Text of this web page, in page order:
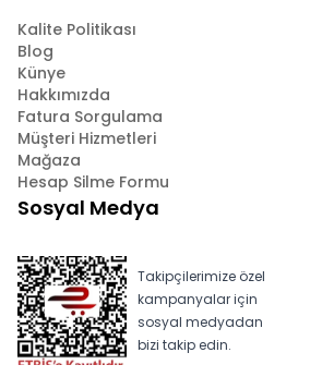
Kalite Politikası
Blog
Künye
Hakkımızda
Fatura Sorgulama
Müşteri Hizmetleri
Mağaza
Hesap Silme Formu
Sosyal Medya
Takipçilerimize özel
kampanyalar için
sosyal medyadan
bizi takip edin.